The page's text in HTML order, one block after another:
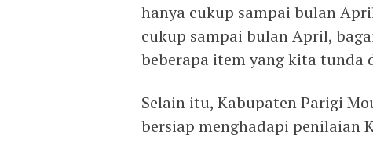
hanya cukup sampai bulan
cukup sampai bulan April,
beberapa item yang kita tunda
Selain itu, Kabupaten Parigi
bersiap menghadapi penilaian